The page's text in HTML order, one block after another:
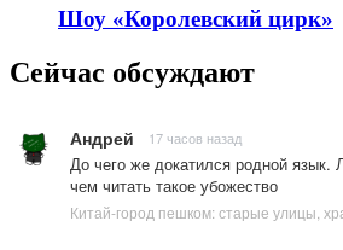
Шоу «Королевский цирк»
Сейчас обсуждают
Андрей 17 часов назад
До чего же докатился родной
чем читать такое убожество
Китай-город пешком: старые улицы,